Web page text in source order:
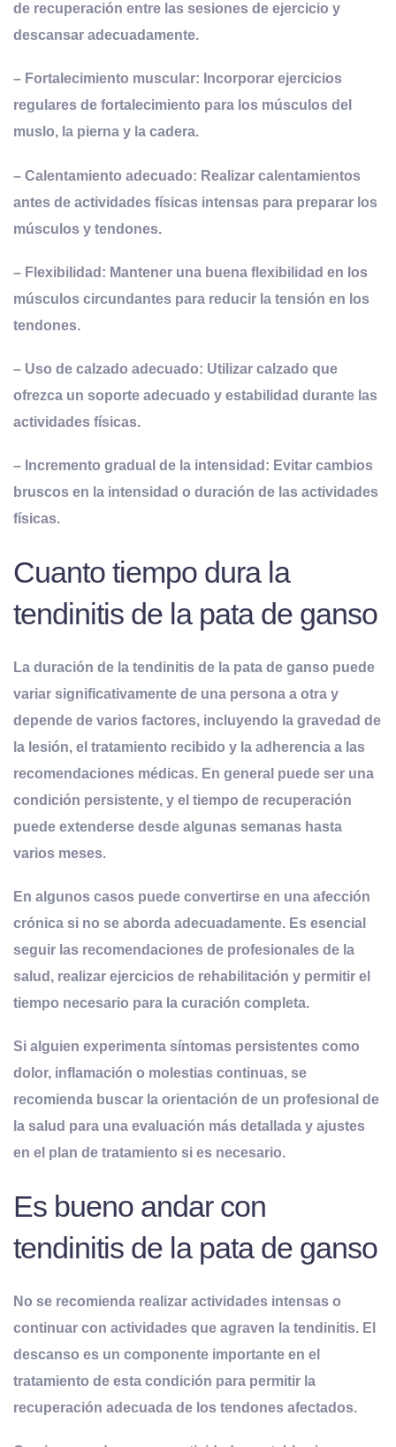
de recuperación entre las sesiones de ejercicio y
descansar adecuadamente.
– Fortalecimiento muscular: Incorporar ejercicios
regulares de fortalecimiento para los músculos del
muslo, la pierna y la cadera.
– Calentamiento adecuado: Realizar calentamientos
antes de actividades físicas intensas para preparar los
músculos y tendones.
– Flexibilidad: Mantener una buena flexibilidad en los
músculos circundantes para reducir la tensión en los
tendones.
– Uso de calzado adecuado: Utilizar calzado que
ofrezca un soporte adecuado y estabilidad durante las
actividades físicas.
– Incremento gradual de la intensidad: Evitar cambios
bruscos en la intensidad o duración de las actividades
físicas.
Cuanto tiempo dura la
tendinitis de la pata de ganso
La duración de la tendinitis de la pata de ganso puede
variar significativamente de una persona a otra y
depende de varios factores, incluyendo la gravedad de
la lesión, el tratamiento recibido y la adherencia a las
recomendaciones médicas. En general puede ser una
condición persistente, y el tiempo de recuperación
puede extenderse desde algunas semanas hasta
varios meses.
En algunos casos puede convertirse en una afección
crónica si no se aborda adecuadamente. Es esencial
seguir las recomendaciones de profesionales de la
salud, realizar ejercicios de rehabilitación y permitir el
tiempo necesario para la curación completa.
Si alguien experimenta síntomas persistentes como
dolor, inflamación o molestias continuas, se
recomienda buscar la orientación de un profesional de
la salud para una evaluación más detallada y ajustes
en el plan de tratamiento si es necesario.
Es bueno andar con
tendinitis de la pata de ganso
No se recomienda realizar actividades intensas o
continuar con actividades que agraven la tendinitis. El
descanso es un componente importante en el
tratamiento de esta condición para permitir la
recuperación adecuada de los tendones afectados.